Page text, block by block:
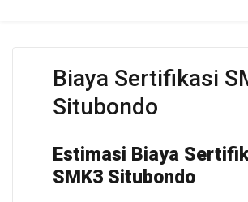
Biaya Sertifikasi
Situbondo
Estimasi Biaya
SMK3 Situbondo